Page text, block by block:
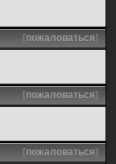
[пожаловаться]
[пожаловаться]
[пожаловаться]